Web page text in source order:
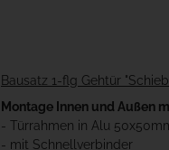
Bausatz 1-flg Gehtür
Montage Innen und Außen
- Türrahmen in Alu
- mit Schnellverbinder